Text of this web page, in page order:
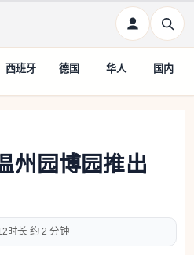
西班牙 德国 华人 国内
州园博园推出
约 2 分钟